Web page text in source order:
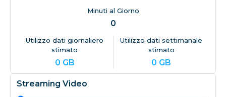
Minuti al Giorno
0
Utilizzo dati giornaliero
stimato
0 GB
Utilizzo dati settimanale
stimato
0 GB
Streaming Video